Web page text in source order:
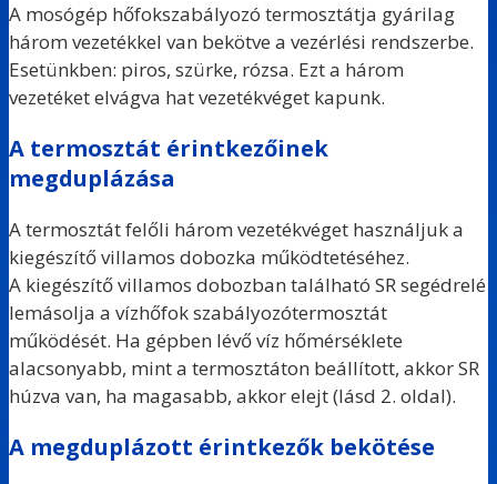
A mosógép hőfokszabályozó termosztátja gyárilag
három vezetékkel van bekötve a vezérlési rendszerbe.
Esetünkben: piros, szürke, rózsa. Ezt a három
vezetéket elvágva hat vezetékvéget kapunk.
A termosztát érintkezőinek
megduplázása
A termosztát felőli három vezetékvéget használjuk a
kiegészítő villamos dobozka működtetéséhez.
A kiegészítő villamos dobozban található SR segédrelé
lemásolja a vízhőfok szabályozótermosztát
működését. Ha gépben lévő víz hőmérséklete
alacsonyabb, mint a termosztáton beállított, akkor SR
húzva van, ha magasabb, akkor elejt (lásd 2. oldal).
A megduplázott érintkezők bekötése